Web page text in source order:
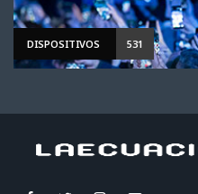
DISPOSITIVOS 531